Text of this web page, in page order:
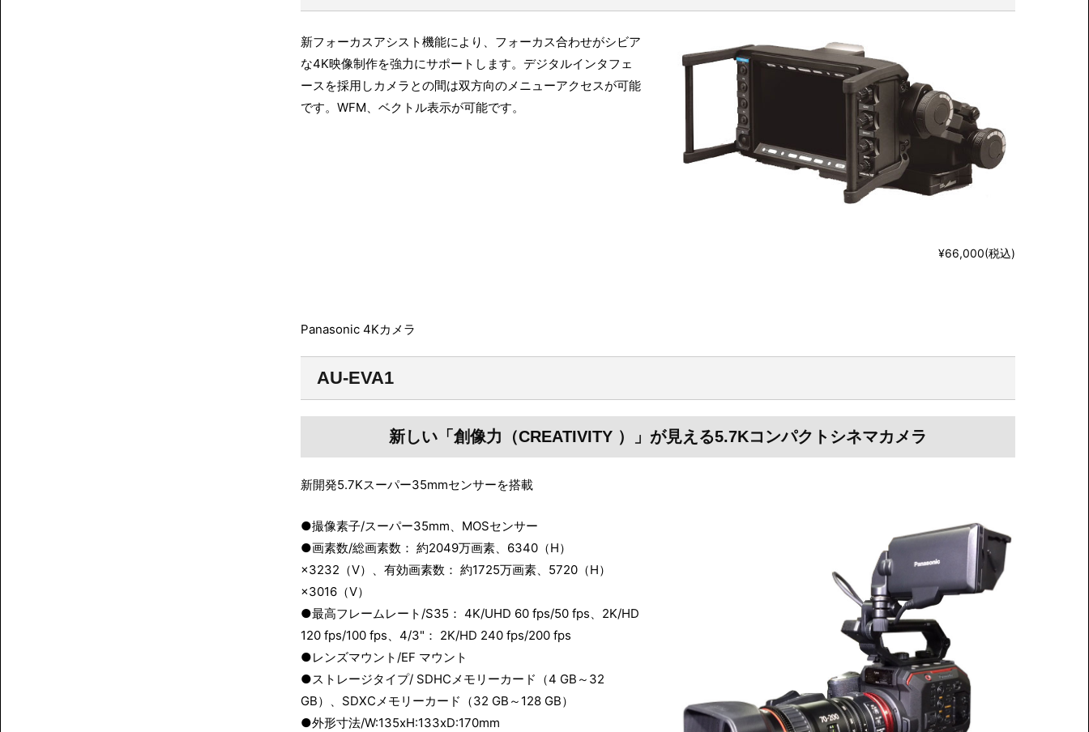
新フォーカスアシスト機能により、フォーカス合わせがシビア
な4K映像制作を強力にサポートします。デジタルインタフェ
ースを採用しカメラとの間は双方向のメニューアクセスが可能
です。WFM、ベクトル表示が可能です。
¥66,000(税込)
Panasonic 4Kカメラ
AU-EVA1
新しい「創像力（CREATIVITY ）」が見える5.7Kコンパクトシネマカメラ
新開発5.7Kスーパー35mmセンサーを搭載
●撮像素子/スーパー35mm、MOSセンサー
●画素数/総画素数： 約2049万画素、6340（H）
×3232（V）、有効画素数： 約1725万画素、5720（H）
×3016（V）
●最高フレームレート/S35： 4K/UHD 60 fps/50 fps、2K/HD
120 fps/100 fps、4/3"： 2K/HD 240 fps/200 fps
●レンズマウント/EF マウント
●ストレージタイプ/ SDHCメモリーカード（4 GB～32
GB）、SDXCメモリーカード（32 GB～128 GB）
●外形寸法/W:135xH:133xD:170mm